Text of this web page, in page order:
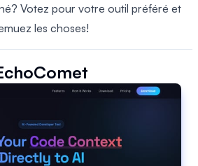
Votez pour votre outil préféré et
les choses!